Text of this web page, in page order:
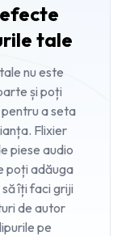
tale
nu este
și poți
a seta
Flixier
piese audio
poți adăuga
îți faci griji
de autor
pe